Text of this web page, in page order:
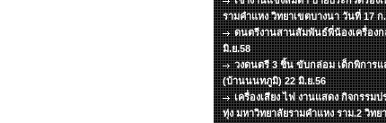
รามคำแหง วิทยาเขตบางนา วันที่ 17 ก
ดนตรีงานสานสัมพันธ์พี่น้องเครื่อง
มิ.ย.58
วงดนตรี 3 ชิ้น ขับกล่อม เด็กพิการแ
(บ้านนนทภูมิ) 22 มิ.ย.56
เครื่องเสียง ไฟ งานแสดง กิจกรรมป
ทุ่ง มหาวิทยาลัยรามคำแหง ราม.2 วิทย